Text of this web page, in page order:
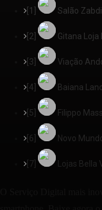
[1] Salão Zabdi
[2] Gitana Loja
[3] Viação
[4] Baiana
[5] Filippo
[6] Novo
[7] Lojas Bella